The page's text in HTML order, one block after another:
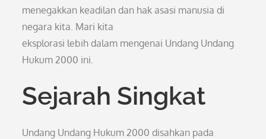
menegakkan keadilan dan hak asasi manusia di
negara kita. Mari kita
eksplorasi lebih dalam mengenai Undang Undang
Hukum 2000 ini.
Sejarah Singkat
Undang Undang Hukum 2000 disahkan pada